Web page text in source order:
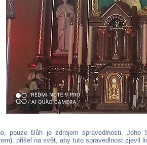
pouze Bůh je zdrojem spravedlnosti.
přišel na svět, aby tuto spravedlnost zjevil